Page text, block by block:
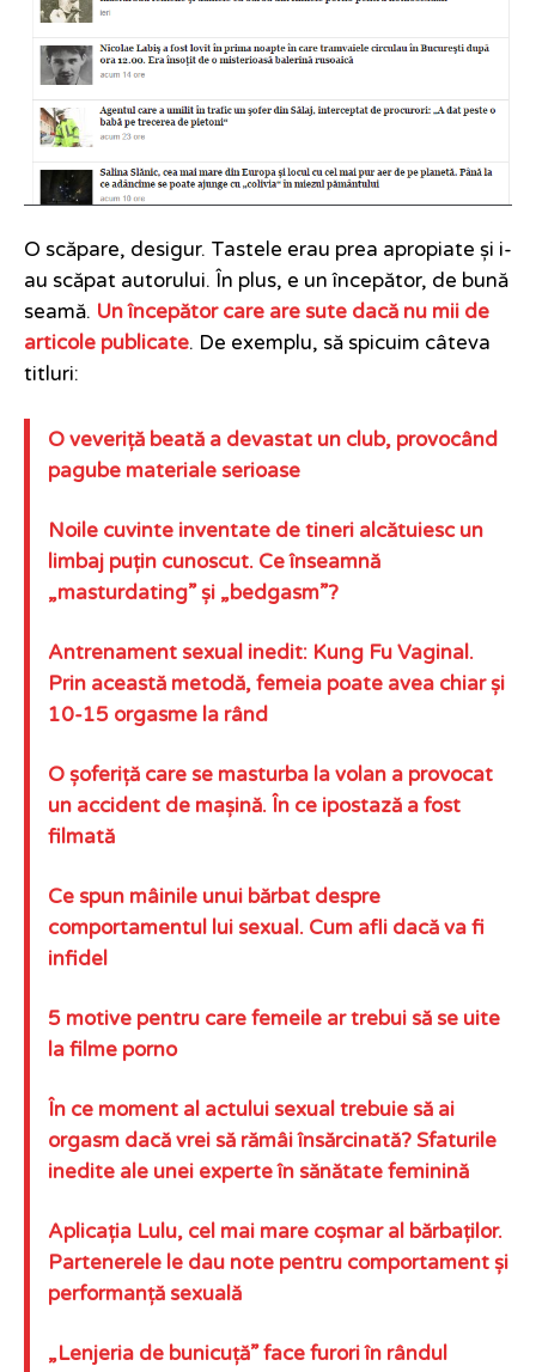
O scăpare, desigur. Tastele erau prea apropiate și i-
au scăpat autorului. În plus, e un începător, de bună
seamă. Un începător care are sute dacă nu mii de
articole publicate. De exemplu, să spicuim câteva
titluri:
O veveriță beată a devastat un club, provocând
pagube materiale serioase
Noile cuvinte inventate de tineri alcătuiesc un
limbaj puțin cunoscut. Ce înseamnă
„masturdating” și „bedgasm”?
Antrenament sexual inedit: Kung Fu Vaginal.
Prin această metodă, femeia poate avea chiar și
10-15 orgasme la rând
O șoferiță care se masturba la volan a provocat
un accident de mașină. În ce ipostază a fost
filmată
Ce spun mâinile unui bărbat despre
comportamentul lui sexual. Cum afli dacă va fi
infidel
5 motive pentru care femeile ar trebui să se uite
la filme porno
În ce moment al actului sexual trebuie să ai
orgasm dacă vrei să rămâi însărcinată? Sfaturile
inedite ale unei experte în sănătate feminină
Aplicația Lulu, cel mai mare coșmar al bărbaților.
Partenerele le dau note pentru comportament și
performanță sexuală
„Lenjeria de bunicuță” face furori în rândul